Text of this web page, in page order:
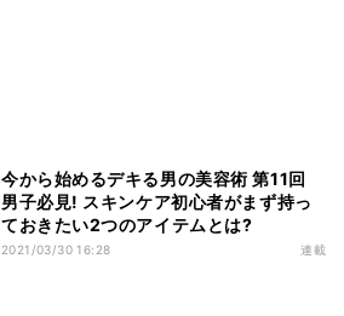
今から始めるデキる男の美容術 第11回
男子必見! スキンケア初心者がまず持っ
ておきたい2つのアイテムとは?
2021/03/30 16:28 連載